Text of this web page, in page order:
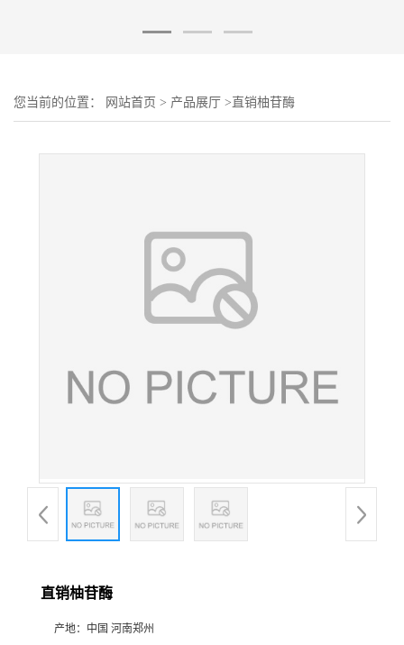
您当前的位置： 网站首页 > 产品展厅 > 直销柚苷酶
直销柚苷酶
产地： 中国 河南郑州